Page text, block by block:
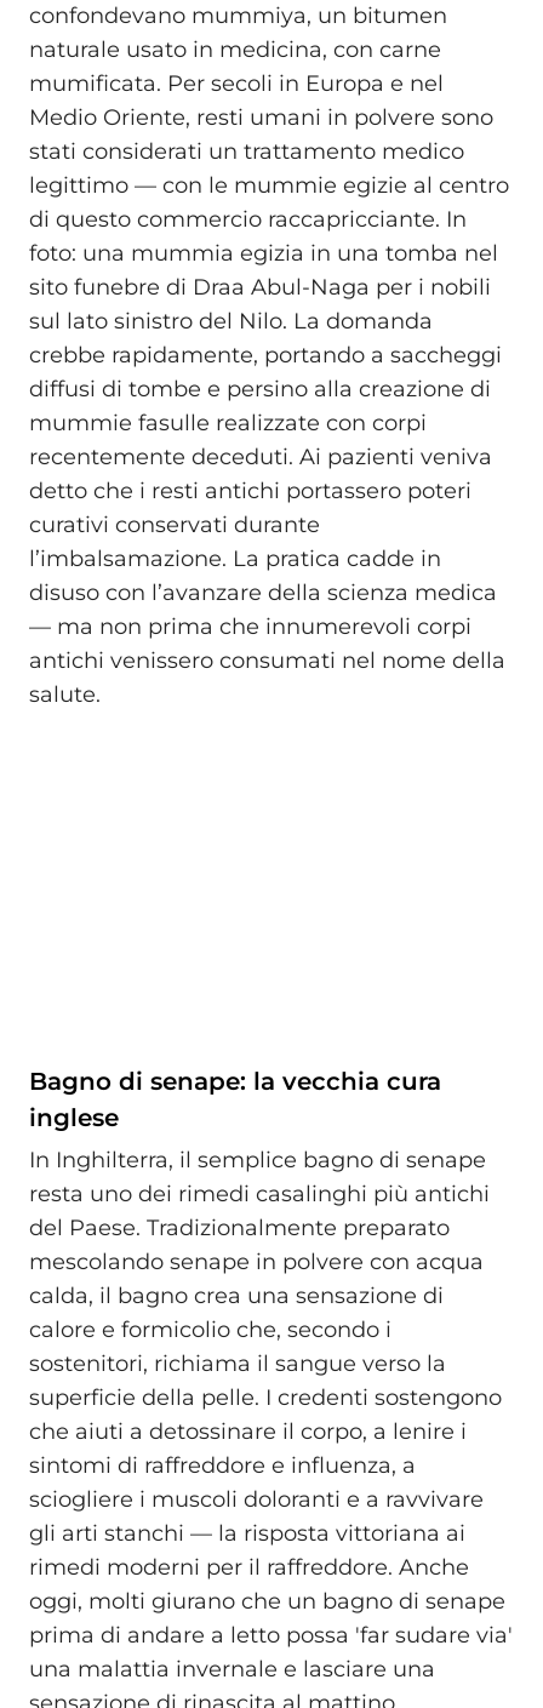
confondevano mummiya, un bitumen
naturale usato in medicina, con carne
mumificata. Per secoli in Europa e nel
Medio Oriente, resti umani in polvere sono
stati considerati un trattamento medico
legittimo — con le mummie egizie al centro
di questo commercio raccapricciante. In
foto: una mummia egizia in una tomba nel
sito funebre di Draa Abul-Naga per i nobili
sul lato sinistro del Nilo. La domanda
crebbe rapidamente, portando a saccheggi
diffusi di tombe e persino alla creazione di
mummie fasulle realizzate con corpi
recentemente deceduti. Ai pazienti veniva
detto che i resti antichi portassero poteri
curativi conservati durante
l’imbalsamazione. La pratica cadde in
disuso con l’avanzare della scienza medica
— ma non prima che innumerevoli corpi
antichi venissero consumati nel nome della
salute.
Bagno di senape: la vecchia cura
inglese
In Inghilterra, il semplice bagno di senape
resta uno dei rimedi casalinghi più antichi
del Paese. Tradizionalmente preparato
mescolando senape in polvere con acqua
calda, il bagno crea una sensazione di
calore e formicolio che, secondo i
sostenitori, richiama il sangue verso la
superficie della pelle. I credenti sostengono
che aiuti a detossinare il corpo, a lenire i
sintomi di raffreddore e influenza, a
sciogliere i muscoli doloranti e a ravvivare
gli arti stanchi — la risposta vittoriana ai
rimedi moderni per il raffreddore. Anche
oggi, molti giurano che un bagno di senape
prima di andare a letto possa 'far sudare via'
una malattia invernale e lasciare una